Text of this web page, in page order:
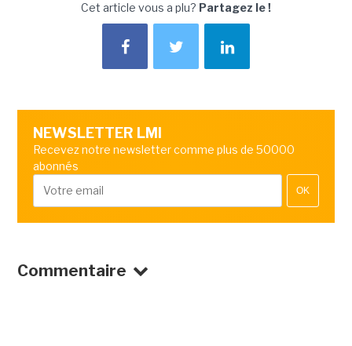
Cet article vous a plu? Partagez le !
NEWSLETTER LMI
Recevez notre newsletter comme plus de 50000
abonnés
OK
Commentaire